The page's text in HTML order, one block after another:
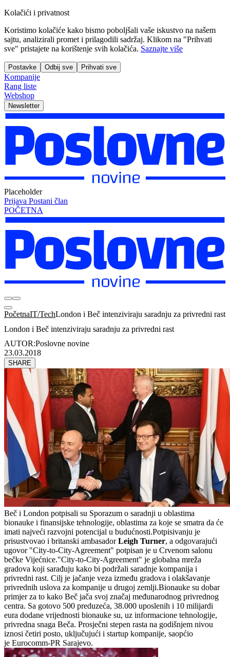
Kolačići i privatnost
Koristimo kolačiće kako bismo poboljšali vaše iskustvo na našem
sajtu, analizirali promet i prilagodili sadržaj. Klikom na "Prihvati
sve" pristajete na korištenje svih kolačića. Saznajte više
Postavke Odbij sve Prihvati sve
Kompanije
Rang liste
Webshop
Newsletter
Placeholder
Prijava Postani član
POČETNA
PočetnaIT/TechLondon i Beč intenziviraju saradnju za privredni rast
London i Beč intenziviraju saradnju za privredni rast
AUTOR:Poslovne novine
23.03.2018
SHARE
Beč i London potpisali su Sporazum o saradnji u oblastima
bionauke i finansijske tehnologije, oblastima za koje se smatra da će
imati najveći razvojni potencijal u budućnosti.Potpisivanju je
prisustvovao i britanski ambasadorLeigh Turner, a odgovarajući
ugovor "City-to-City-Agreement" potpisan je u Crvenom salonu
bečke Vijećnice."City-to-City-Agreement" je globalna mreža
gradova koji sarađuju kako bi podržali saradnje kompanija i
privredni rast. Cilj je jačanje veza između gradova i olakšavanje
privrednih uslova za kompanije u drugoj zemlji.Bionauke su dobar
primjer za to kako Beč jača svoj značaj međunarodnog privrednog
centra. Sa gotovo 500 preduzeća, 38.000 uposlenih i 10 milijardi
eura dodane vrijednosti bionauke su, uz informacione tehnologije,
privredna snaga Beča. Prosječni stepen rasta na godišnjem nivou
iznosi četiri posto, uključujući i startup kompanije, saopćio
je Eurocomm-PR Sarajevo.